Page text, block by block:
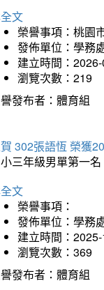
文
榮譽事項：桃園
發佈單位：學務
建立時間：
瀏覽次數：219
發布者：體育組
302張語恆 榮獲
三年級男單第一名
文
榮譽事項：
發佈單位：學務
建立時間：
瀏覽次數：369
發布者：體育組